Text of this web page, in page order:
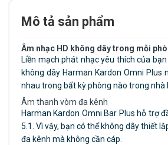
Mô tả sản phẩm
Âm nhạc HD không dây trong mỗi
Liền mạch phát nhạc yêu thích của
không dây Harman Kardon Omni Plus
nhau trong bất kỳ phòng nào trong nhà
Âm thanh vòm đa kênh
Harman Kardon Omni Bar Plus hỗ trợ
5.1. Vì vậy, bạn có thể không dây thiết
đa kênh mà không cần cáp.